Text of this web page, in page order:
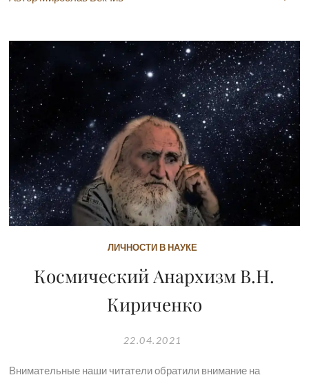
ЛИЧНОСТИ В НАУКЕ
Космический Анархизм В.Н.
Кириченко
22.04.2021
Внимательные наши читатели обратили внимание на